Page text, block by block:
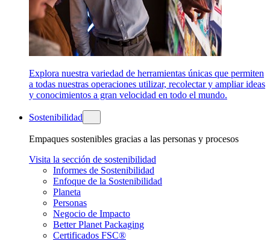
Explora nuestra variedad de herramientas únicas que permiten
a todas nuestras operaciones utilizar, recolectar y ampliar ideas
y conocimientos a gran velocidad en todo el mundo.
Sostenibilidad
Empaques sostenibles gracias a las personas y procesos
Visita la sección de sostenibilidad
Informes de Sostenibilidad
Enfoque de la Sostenibilidad
Planeta
Personas
Negocio de Impacto
Better Planet Packaging
Certificados FSC®